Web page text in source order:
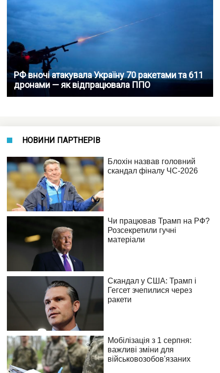
РФ вночі атакувала Україну 70 ракетами та 611
дронами — як відпрацювала ППО
НОВИНИ ПАРТНЕРІВ